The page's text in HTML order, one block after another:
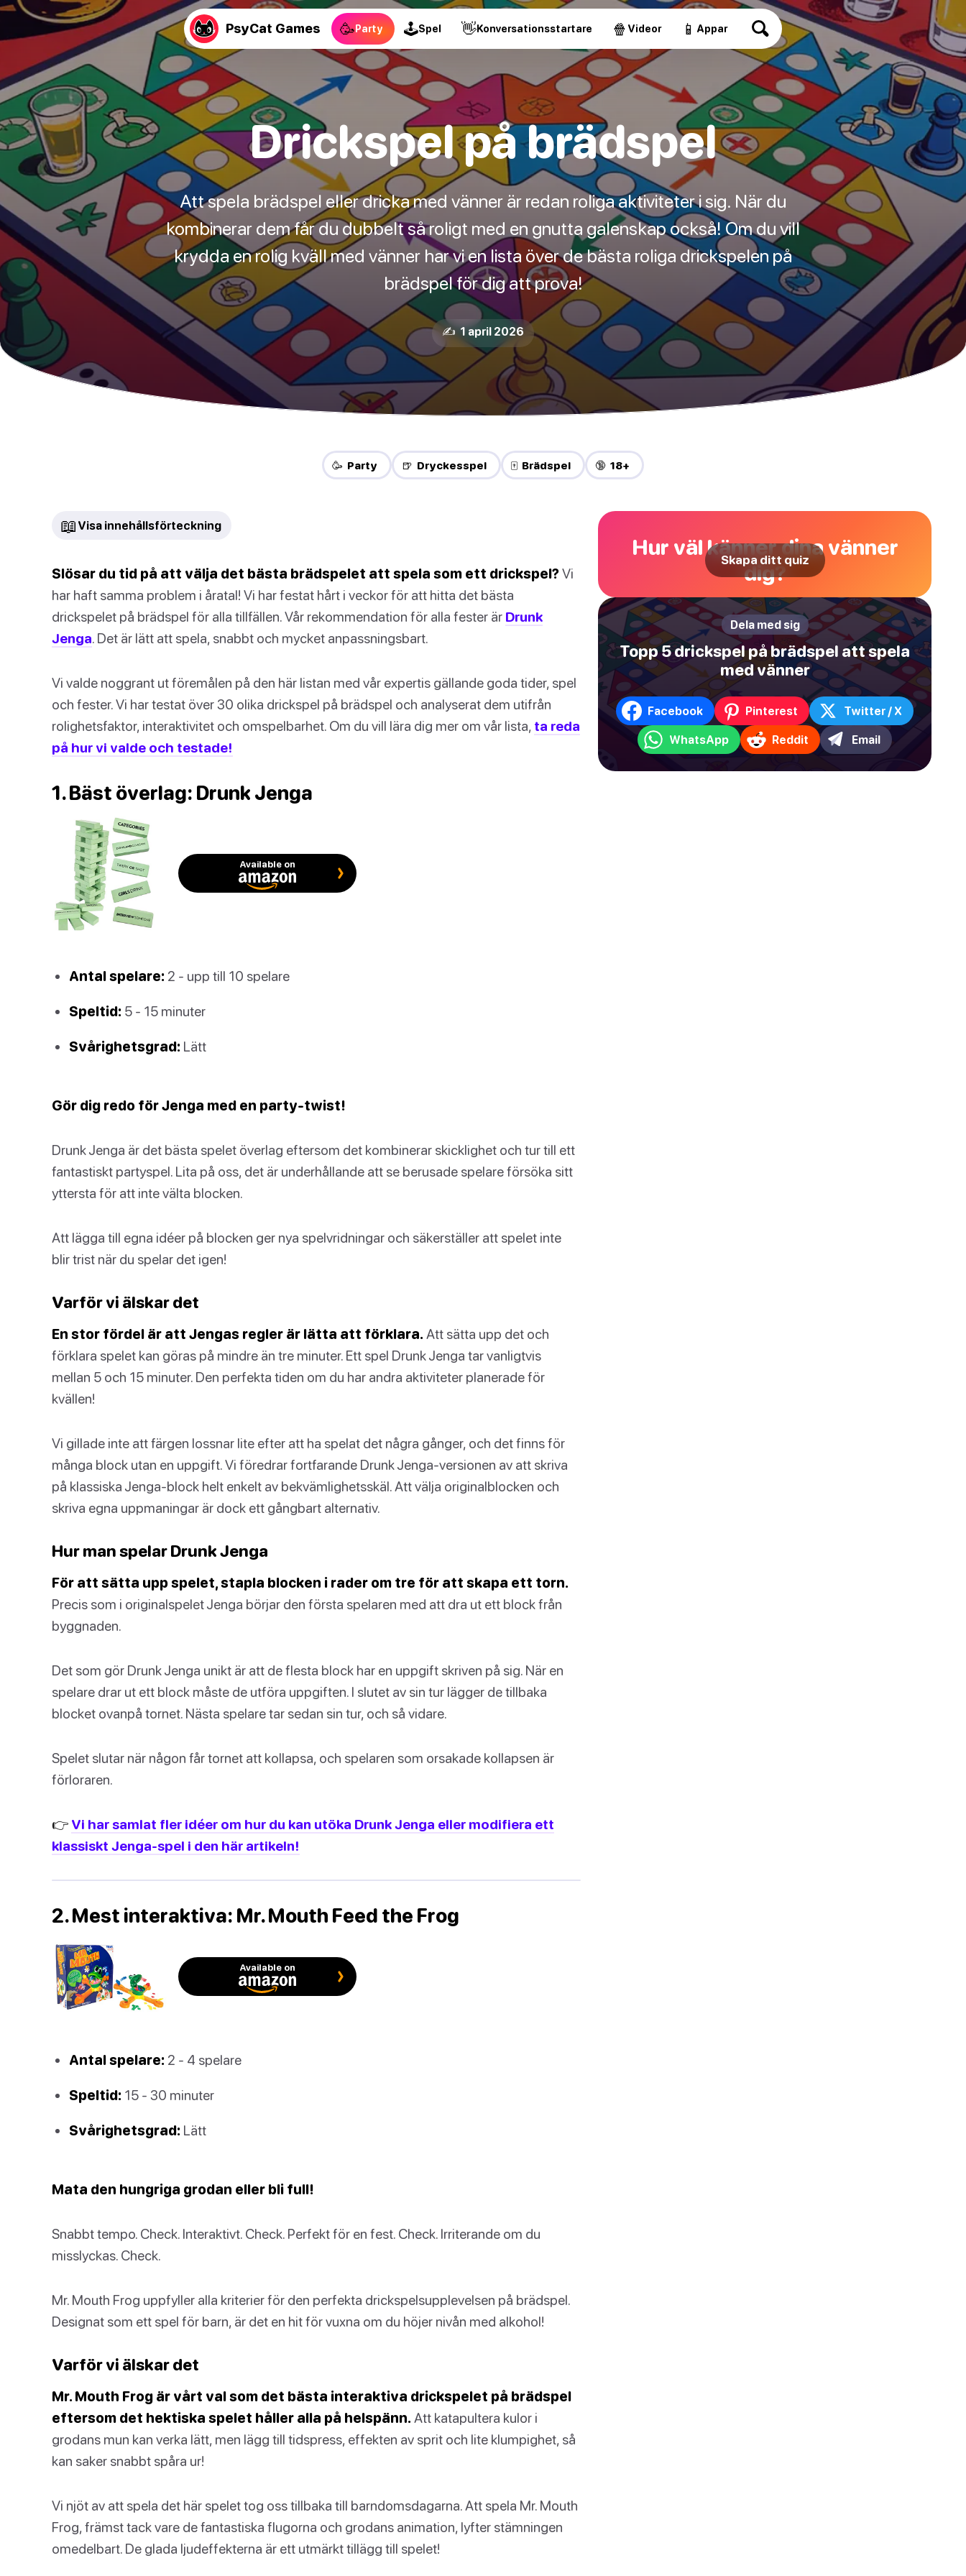
PsyCat Games 🥳Party 🕹Spel 👋Konversationsstartare 🍿 Videor 📱 Appar
Drickspel på brädspel
Att spela brädspel eller dricka med vänner är redan roliga aktiviteter i sig. När du
kombinerar dem får du dubbelt så roligt med en gnutta galenskap också! Om du vill
krydda en rolig kväll med vänner har vi en lista över de bästa roliga drickspelen på
brädspel för dig att prova!
✍️ 1 april 2026
🥳 Party 🍺 Dryckesspel 🀄 Brädspel 🔞 18+
📖 Visa innehållsförteckning
Slösar du tid på att välja det bästa brädspelet att spela som ett drickspel?Vi
har haft samma problem i åratal! Vi har festat hårt i veckor för att hitta det bästa
drickspelet på brädspel för alla tillfällen. Vår rekommendation för alla fester är Drunk
Jenga. Det är lätt att spela, snabbt och mycket anpassningsbart.
Vi valde noggrant ut föremålen på den här listan med vår expertis gällande goda tider, spel
och fester. Vi har testat över 30 olika drickspel på brädspel och analyserat dem utifrån
rolighetsfaktor, interaktivitet och omspelbarhet. Om du vill lära dig mer om vår lista, ta reda
på hur vi valde och testade!
1. Bäst överlag: Drunk Jenga
Available on
Antal spelare: 2 - upp till 10 spelare
Speltid: 5 - 15 minuter
Svårighetsgrad: Lätt
Gör dig redo för Jenga med en party-twist!
Drunk Jenga är det bästa spelet överlag eftersom det kombinerar skicklighet och tur till ett
fantastiskt partyspel. Lita på oss, det är underhållande att se berusade spelare försöka sitt
yttersta för att inte välta blocken.
Att lägga till egna idéer på blocken ger nya spelvridningar och säkerställer att spelet inte
blir trist när du spelar det igen!
Varför vi älskar det
En stor fördel är att Jengas regler är lätta att förklara. Att sätta upp det och
förklara spelet kan göras på mindre än tre minuter. Ett spel Drunk Jenga tar vanligtvis
mellan 5 och 15 minuter. Den perfekta tiden om du har andra aktiviteter planerade för
kvällen!
Vi gillade inte att färgen lossnar lite efter att ha spelat det några gånger, och det finns för
många block utan en uppgift. Vi föredrar fortfarande Drunk Jenga-versionen av att skriva
på klassiska Jenga-block helt enkelt av bekvämlighetsskäl. Att välja originalblocken och
skriva egna uppmaningar är dock ett gångbart alternativ.
Hur man spelar Drunk Jenga
För att sätta upp spelet, stapla blocken i rader om tre för att skapa ett torn.
Precis som i originalspelet Jenga börjar den första spelaren med att dra ut ett block från
byggnaden.
Det som gör Drunk Jenga unikt är att de flesta block har en uppgift skriven på sig. När en
spelare drar ut ett block måste de utföra uppgiften. I slutet av sin tur lägger de tillbaka
blocket ovanpå tornet. Nästa spelare tar sedan sin tur, och så vidare.
Spelet slutar när någon får tornet att kollapsa, och spelaren som orsakade kollapsen är
förloraren.
👉 Vi har samlat fler idéer om hur du kan utöka Drunk Jenga eller modifiera ett
klassiskt Jenga-spel i den här artikeln!
2. Mest interaktiva: Mr. Mouth Feed the Frog
Available on
Antal spelare: 2 - 4 spelare
Speltid: 15 - 30 minuter
Svårighetsgrad: Lätt
Mata den hungriga grodan eller bli full!
Snabbt tempo. Check. Interaktivt. Check. Perfekt för en fest. Check. Irriterande om du
misslyckas. Check.
Mr. Mouth Frog uppfyller alla kriterier för den perfekta drickspelsupplevelsen på brädspel.
Designat som ett spel för barn, är det en hit för vuxna om du höjer nivån med alkohol!
Varför vi älskar det
Mr. Mouth Frog är vårt val som det bästa interaktiva drickspelet på brädspel
eftersom det hektiska spelet håller alla på helspänn. Att katapultera kulor i
grodans mun kan verka lätt, men lägg till tidspress, effekten av sprit och lite klumpighet, så
kan saker snabbt spåra ur!
Vi njöt av att spela det här spelet tog oss tillbaka till barndomsdagarna. Att spela Mr. Mouth
Frog, främst tack vare de fantastiska flugorna och grodans animation, lyfter stämningen
omedelbart. De glada ljudeffekterna är ett utmärkt tillägg till spelet!
Hur väl känner dina vänner
dig?
Skapa ditt quiz
Dela med sig
Topp 5 drickspel på brädspel att spela
med vänner
Facebook Pinterest Twitter / X
WhatsApp Reddit Email